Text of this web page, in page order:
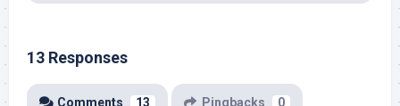
13 Responses
Comments 13 Pingbacks 0